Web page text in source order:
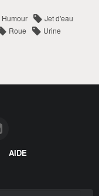
Humour
Jet d'eau
Roue
Urine
AIDE